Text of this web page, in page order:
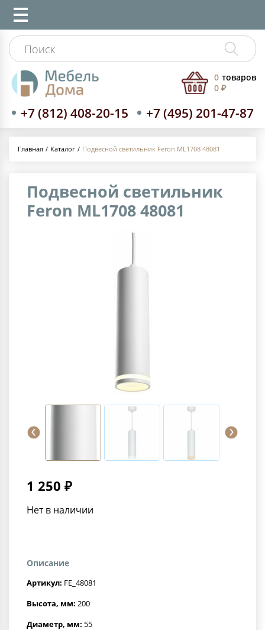
+7 (812) 408-20-15 +7 (495) 201-47-87
0 товаров
0 ₽
Главная Каталог Подвесной светильник Feron ML1708 48081
Подвесной светильник
Feron ML1708 48081
1 250 ₽
Нет в наличии
Описание
Артикул: FE_48081
Высота, мм: 200
Диаметр, мм: 55